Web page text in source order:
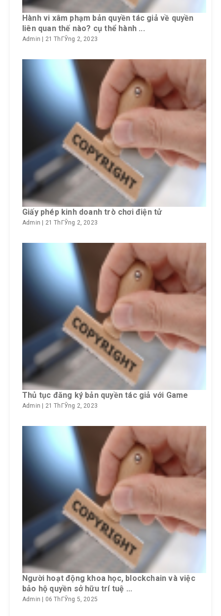
Hành vi xâm phạm bản quyền tác giả về quyền
liên quan thế nào? cụ thể hành ...
Admin 21 ThГЎng 2, 2023
Giấy phép kinh doanh trò chơi điện tử
Admin | 21 ThГЎng 2, 2023
Thủ tục đăng ký bản quyền tác giả với Game
Admin 21 ThГЎng 2, 2023
Người hoạt động khoa học, blockchain và việc
bảo hộ quyền sở hữu trí tuệ ...
Admin 06 ThГЎng 5, 2025